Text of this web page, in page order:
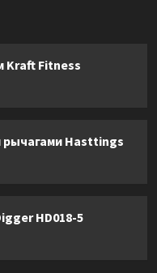
Kraft Fitness
Hasttings
HD018-5